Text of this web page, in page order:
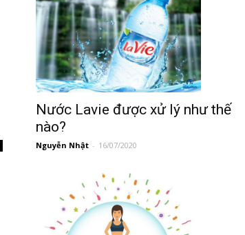
Nước Lavie được xử lý như thế
nào?
Nguyễn Nhật - 16/07/2020